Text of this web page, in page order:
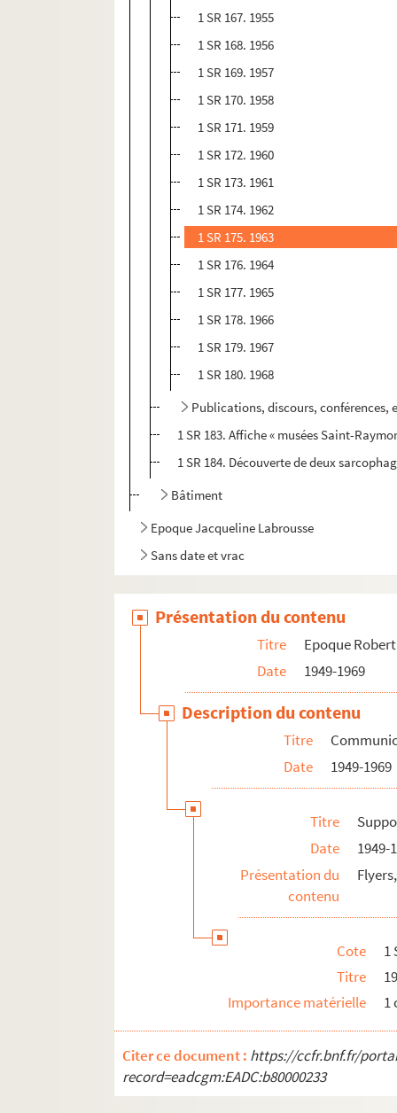
1 SR 167. 1955
1 SR 168. 1956
1 SR 169. 1957
1 SR 170. 1958
1 SR 171. 1959
1 SR 172. 1960
1 SR 173. 1961
1 SR 174. 1962
1 SR 175. 1963
1 SR 176. 1964
1 SR 177. 1965
1 SR 178. 1966
1 SR 179. 1967
1 SR 180. 1968
Publications, discours, conférences,
1 SR 183. Affiche « musées Saint-
1 SR 184. Découverte de deux
Bâtiment
Epoque Jacqueline Labrousse
Sans date et vrac
Présentation du contenu
Titre
Epoque
Date
1949-1969
Description du contenu
Titre
Date
1949-1969
Titre
Date
1949-
Présentation du
contenu
Cote
1
Titre
Importance matérielle
1
Citer ce document : https://ccfr.bnf.fr/
record=eadcgm:EADC:b80000233